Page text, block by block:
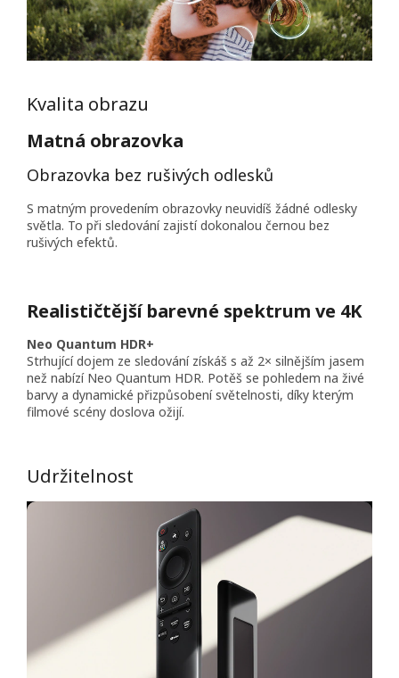
Kvalita obrazu
Matná obrazovka
Obrazovka bez rušivých odlesků
S matným provedením obrazovky neuvidíš žádné odlesky
světla. To při sledování zajistí dokonalou černou bez
rušivých efektů.
Realističtější barevné spektrum ve 4K
Neo Quantum HDR+
Strhující dojem ze sledování získáš s až 2× silnějším jasem
než nabízí Neo Quantum HDR. Potěš se pohledem na živé
barvy a dynamické přizpůsobení světelnosti, díky kterým
filmové scény doslova ožijí.
Udržitelnost